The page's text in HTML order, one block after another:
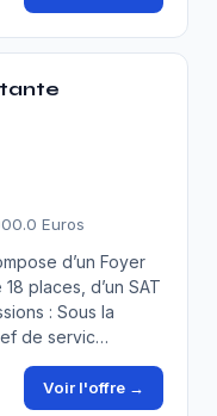
Euros
d’un Foyer
places, d’un SAT
: Sous la
de servic…
Voir l'offre →